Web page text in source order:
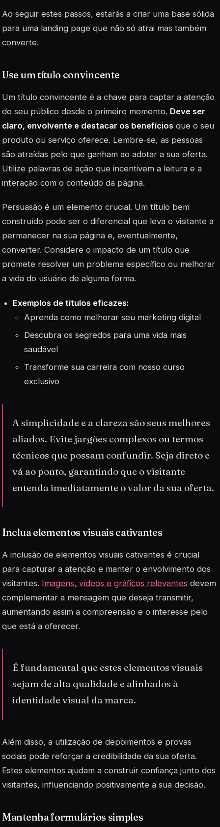
Ao seguir estes passos, estarás a criar uma base sólida
para uma landing page que não só atrai mas também
converte.
Use um título convincente
Um título convincente é a chave para captar a atenção
do seu público desde o primeiro momento. Deve ser
claro, envolvente e destacar os benefícios que o seu
produto ou serviço oferece. Lembre-se, as pessoas
são atraídas pelo que ganham ao adotar a sua oferta.
Utilize palavras de ação que incentivem a leitura e a
interação com o conteúdo da página.
Persuasão é um elemento crucial. Um título bem
construído pode ser o diferencial que leva o visitante a
permanecer na sua página e, eventualmente,
converter. Considere o impacto de um título que
promete resolver um problema específico ou melhorar
a vida do usuário de alguma forma.
Exemplos de títulos eficazes:
Aprenda como melhorar seu marketing digital
Descubra os segredos para uma vida mais
saudável
Transforme sua carreira com nosso curso
exclusivo
A simplicidade e a clareza são seus melhores
aliados. Evite jargões complexos ou termos
técnicos que possam confundir. Seja direto e
vá ao ponto, garantindo que o visitante
entenda imediatamente o valor da sua oferta.
Inclua elementos visuais cativantes
A inclusão de elementos visuais cativantes é crucial
para capturar a atenção e manter o envolvimento dos
visitantes. Imagens, vídeos e gráficos relevantes devem
complementar a mensagem que deseja transmitir,
aumentando assim a compreensão e o interesse pelo
que está a oferecer.
É fundamental que estes elementos visuais
sejam de alta qualidade e alinhados à
identidade visual da marca.
Além disso, a utilização de depoimentos e provas
sociais pode reforçar a credibilidade da sua oferta.
Estes elementos ajudam a construir confiança junto dos
visitantes, influenciando positivamente a sua decisão.
Mantenha formulários simples